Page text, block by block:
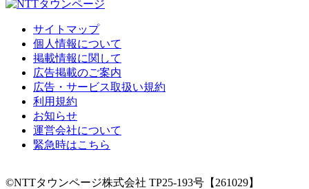
サイトマップ
個人情報について
掲載情報に関して
広告掲載のご案内
広告・サービス取扱い規約
利用規約
お知らせ
運営会社について
緊急時はこちら
©NTTタウンページ株式会社 TP25-193号【261029】